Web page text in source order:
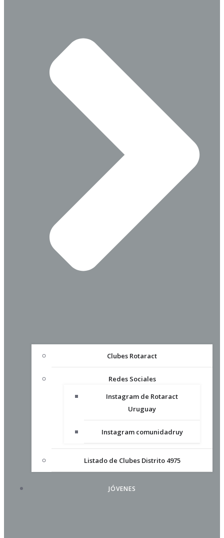
Clubes Rotaract
Redes Sociales
Instagram de Rotaract
Uruguay
Instagram comunidadruy
Listado de Clubes Distrito 4975
JÓVENES